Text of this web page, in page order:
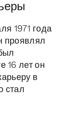
1971 года
проявлял
16 лет он
в
стал